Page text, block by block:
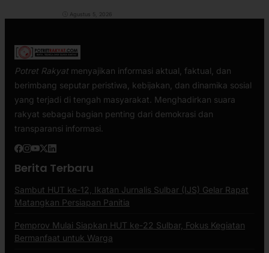
Agustus 5, 2026
Potret Rakyatmenyajikan informasi aktual, faktual, dan
berimbang seputar peristiwa, kebijakan, dan dinamika sosial
yang terjadi di tengah masyarakat. Menghadirkan suara
rakyat sebagai bagian penting dari demokrasi dan
transparansi informasi.
Berita Terbaru
Sambut HUT ke-12, Ikatan Jurnalis Sulbar (IJS) Gelar Rapat
Matangkan Persiapan Panitia
Pemprov Mulai Siapkan HUT ke-22 Sulbar, Fokus Kegiatan
Bermanfaat untuk Warga